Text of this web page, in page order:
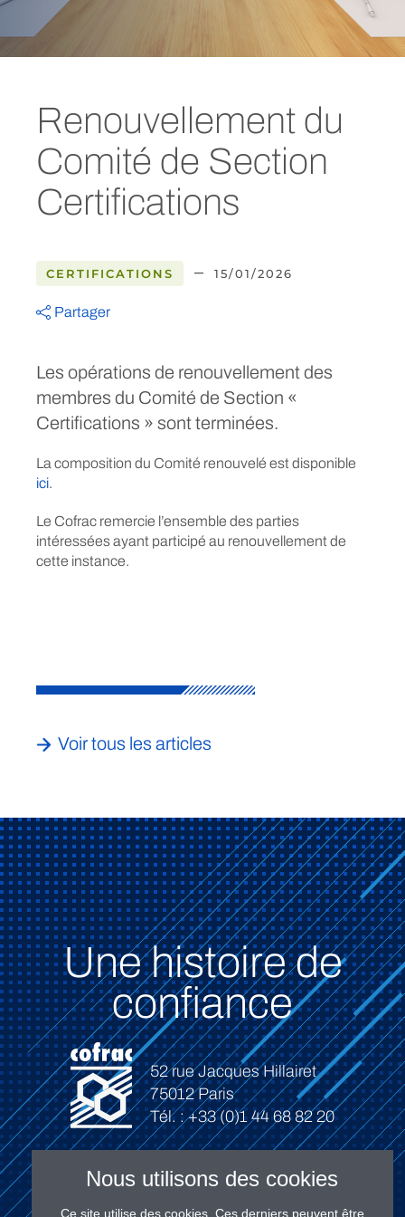
Renouvellement du
Comité de Section
Certifications
CERTIFICATIONS – 15/01/2026
Partager
Les opérations de renouvellement des
membres du Comité de Section «
Certifications » sont terminées.
La composition du Comité renouvelé est disponible
ici.
Le Cofrac remercie l’ensemble des parties
intéressées ayant participé au renouvellement de
cette instance.
Voir tous les articles
Une histoire de
confiance
52 rue Jacques Hillairet
75012 Paris
Tél. : +33 (0)1 44 68 82 20
Nous utilisons des cookies
Ce site utilise des cookies. Ces derniers peuvent être